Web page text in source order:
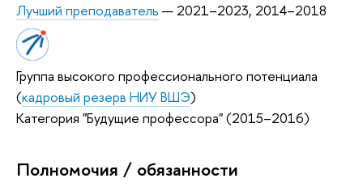
Лучший преподаватель — 2021–2023, 2014–2018
Группа высокого профессионального потенциала
(кадровый резерв НИУ ВШЭ)
Категория "Будущие профессора" (2015–2016)
Полномочия / обязанности